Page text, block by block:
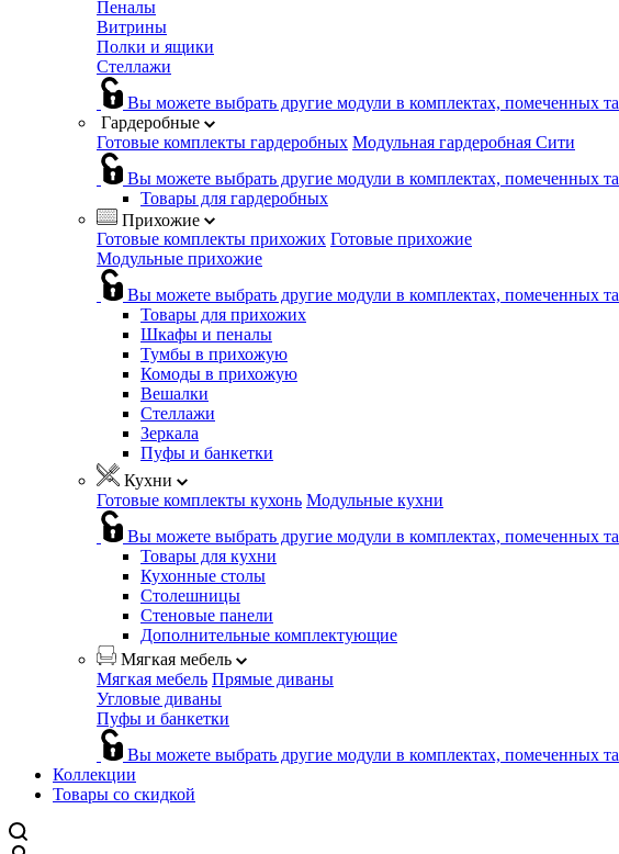
Пеналы
Витрины
Полки и ящики
Стеллажи
Вы можете выбрать другие модули в комплектах, помеченных
Гардеробные
Готовые комплекты гардеробных Модульная гардеробная Сити
Вы можете выбрать другие модули в комплектах, помеченных
Товары для гардеробных
Прихожие
Готовые комплекты прихожих Готовые прихожие
Модульные прихожие
Вы можете выбрать другие модули в комплектах, помеченных
Товары для прихожих
Шкафы и пеналы
Тумбы в прихожую
Комоды в прихожую
Вешалки
Стеллажи
Зеркала
Пуфы и банкетки
Кухни
Готовые комплекты кухонь Модульные кухни
Вы можете выбрать другие модули в комплектах, помеченных
Товары для кухни
Кухонные столы
Столешницы
Стеновые панели
Дополнительные комплектующие
Мягкая мебель
Мягкая мебель Прямые диваны
Угловые диваны
Пуфы и банкетки
Вы можете выбрать другие модули в комплектах, помеченных
Коллекции
Товары со скидкой